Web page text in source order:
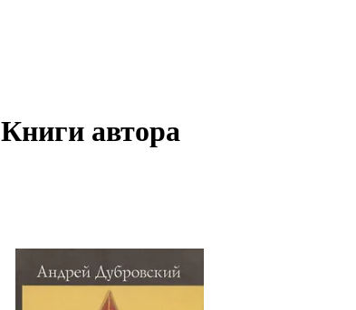
Книги автора